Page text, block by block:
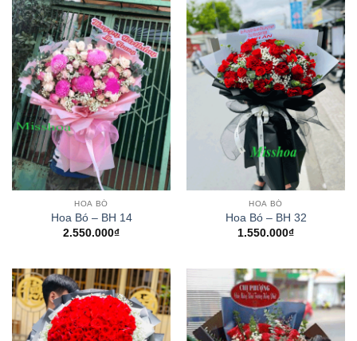
HOA BÓ
Hoa Bó – BH 14
2.550.000₫
HOA BÓ
Hoa Bó – BH 32
1.550.000₫